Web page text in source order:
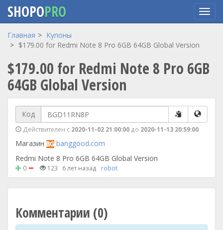
Перейти
содержанию
SHOPOPRO
Главная
Купоны
$179.00 for Redmi Note 8 Pro 6GB 64GB Global Version
$179.00 for Redmi Note 8 Pro 6GB
64GB Global Version
Код
Действителен с 2020-11-02 21:00:00 до 2020-11-13 20:59:00
Магазин
banggood.com
Redmi Note 8 Pro 6GB 64GB Global Version
0 123 6 лет назад robot
Комментарии (0)